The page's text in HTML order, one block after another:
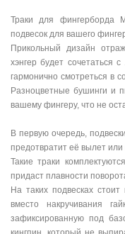
Траки для фингерборда
подвесок для вашего
Прикольный дизайн
хэнгер будет сочетаться
гармонично смотреться в
Разноцветные бушинги и
вашему фингеру, что не
В первую очередь,
предотвратит её вылет
Такие траки
придаст плавности
На таких подвесках
вместо накручивания
зафиксированную под